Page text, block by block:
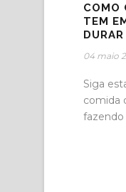
COMO
TEM
04 maio
Siga
comida
fazendo